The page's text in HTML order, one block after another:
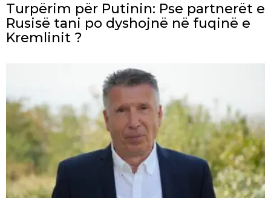
Turpërim për Putinin: Pse partnerët e
Rusisë tani po dyshojnë në fuqinë e
Kremlinit ?